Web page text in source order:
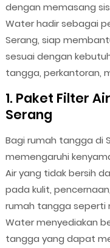
dengan memasang
Water hadir sebagai
Serang, siap
sesuai dengan
tangga, perkantoran,
1. Paket Filter
Serang
Bagi rumah tangga di
memengaruhi
Air yang tidak bersih
pada kulit,
rumah tangga seperti
Water menyediakan
tangga yang dapat